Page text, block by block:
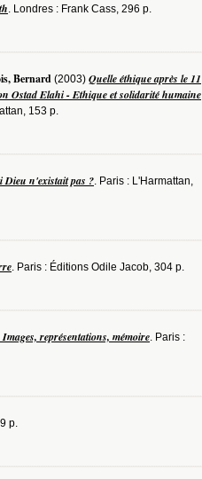
. Londres : Frank Cass, 296 p.
Bernard (2003) Quelle éthique après le 11
Ostad Elahi - Ethique et solidarité humaine
153 p.
Dieu n'existait pas ?. Paris : L'Harmattan,
. Paris : Éditions Odile Jacob, 304 p.
représentations, mémoire. Paris :
p.